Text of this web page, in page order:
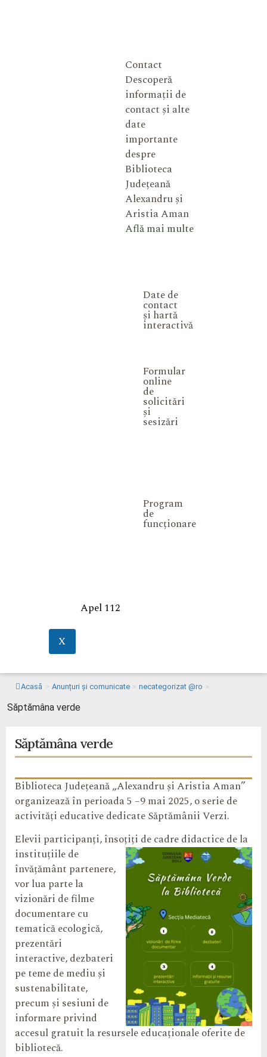
Contact
Descoperă
informații de
contact și alte
date
importante
despre
Biblioteca
Județeană
Alexandru și
Aristia Aman
Află mai multe
Date de
contact
și hartă
interactivă
Formular
online
de
solicitări
și
sesizări
Program
de
funcționare
Apel 112
X
Acasă > Anunțuri și comunicate > necategorizat @ro >
Săptămâna verde
Săptămâna verde
Biblioteca Județeană „Alexandru și Aristia Aman”
organizează în perioada 5 –9 mai 2025, o serie de
activități educative dedicate Săptămânii Verzi.
Elevii participanți, însoțiți de cadre didactice de la
instituțiile de
învățământ partenere,
vor lua parte la
vizionări de filme
documentare cu
tematică ecologică,
prezentări
interactive, dezbateri
pe teme de mediu și
sustenabilitate,
precum și sesiuni de
informare privind
accesul gratuit la resursele educaționale oferite de
bibliotecă.